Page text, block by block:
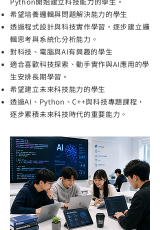
希望培養邏輯與問題解決能力的學生
透過程式設計與科技實作學習，逐步建立邏
輯思考與系統化分析能力。
對科技、電腦與AI有興趣的學生
適合喜歡科技探索、動手實作與AI應用的學
生安排長期學習。
希望建立未來科技能力的學生
透過AI、Python、C++與科技專題課程，
逐步累積未來科技時代的重要能力。